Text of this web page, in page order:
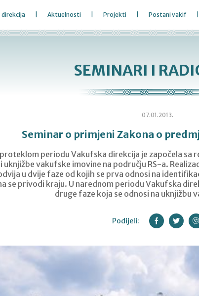
direkcija Aktuelnosti Projekti Postani vakif
SEMINARI I
07.01.2013.
Seminar o primjeni Zakona o
periodu Vakufska direkcija je započela sa
i uknjižbe vakufske imovine na području RS-a.
u dvije faze od kojih se prva odnosi na
se privodi kraju. U narednom periodu Vakufska
druge faze koja se odnosi na uknjižbu
Podijeli: